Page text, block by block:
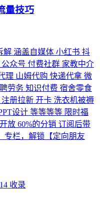
量技巧
解 涵盖自媒体 小红书 抖
众号 付费社群 家教中介
理 山姆代购 快递代拿 微
劳务 知识付费 宿舍零食
册拉新 开卡 洗衣机被褥
设计 等等等等 限时福
放 60%的分销 订阅后带
专栏，解锁【定向朋友
收录